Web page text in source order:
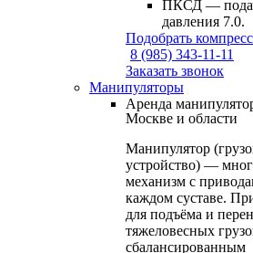
ПКСД —
давления 7.0.
Подобрать
8 (985) 343-11-11
Заказать звонок
Манипуляторы
Аренда
Москве и области
Манипулятор
устройство) —
механизм с
каждом суставе.
для подъёма и
тяжеловесных
сбалансированным